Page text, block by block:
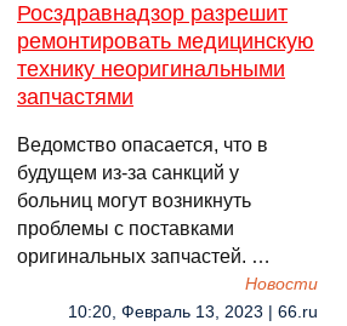
Росздравнадзор разрешит
ремонтировать медицинскую
технику неоригинальными
запчастями
Ведомство опасается, что в
будущем из-за санкций у
больниц могут возникнуть
проблемы с поставками
оригинальных запчастей. …
Новости
10:20, Февраль 13, 2023 | 66.ru